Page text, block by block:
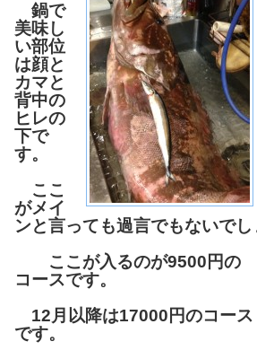
鍋で
美味し
い部位
は顔と
カマと
背中の
ヒレの
下で
す。
ここ
がメイ
ンと言っても過言でもないでし
ここが入るのが9500円の
コースです。
12月以降は17000円のコース
です。